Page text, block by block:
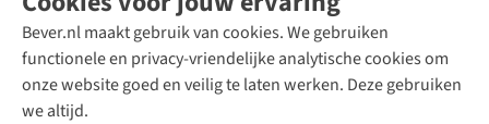
Bever.nl maakt gebruik van cookies. We gebruiken
functionele en privacy-vriendelijke analytische cookies om
onze website goed en veilig te laten werken. Deze gebruiken
we altijd.
Direct advies van een Buitenexpert